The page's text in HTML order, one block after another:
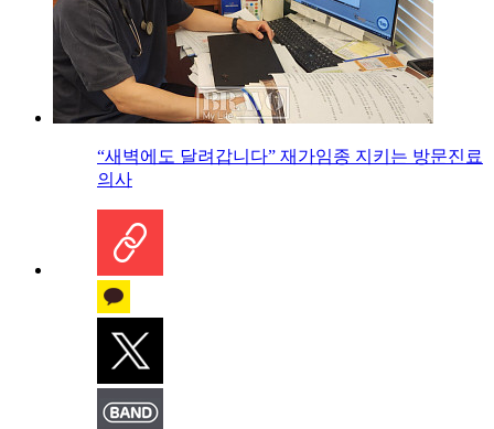
“새벽에도 달려갑니다” 재가임종 지키는 방문진료
의사